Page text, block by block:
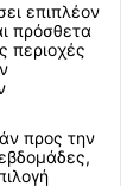
επιπλέον
πρόσθετα
περιοχές
προς την